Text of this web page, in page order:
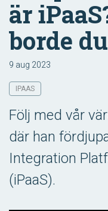
är
borde
9 aug 2023
IPAAS
Följ med vår
där han
Integration
(iPaaS).